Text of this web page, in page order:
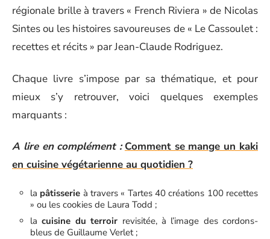
régionale brille à travers « French Riviera » de Nicolas
Sintes ou les histoires savoureuses de « Le Cassoulet :
recettes et récits » par Jean-Claude Rodriguez.
Chaque livre s’impose par sa thématique, et pour
mieux s’y retrouver, voici quelques exemples
marquants :
A lire en complément : Comment se mange un kaki
en cuisine végétarienne au quotidien ?
la pâtisserie à travers « Tartes 40 créations 100 recettes
» ou les cookies de Laura Todd ;
lacuisine du terroir revisitée, à l’image des cordons-
bleus de Guillaume Verlet ;